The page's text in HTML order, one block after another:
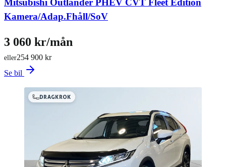
Kamera/Adap.Fhåll/SoV
254 900 kr
eller
3 060 kr/mån
Se bil
DRAGKROK